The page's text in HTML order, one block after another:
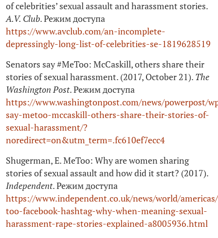
of celebrities’ sexual assault and harassment stories.
A.V. Club. Режим доступа
https://www.avclub.com/an-incomplete-
depressingly-long-list-of-celebrities-se‑1819628519
Senators say #MeToo: McCaskill, others share their
stories of sexual harassment. (2017, October 21). The
Washington Post. Режим доступа
https://www.washingtonpost.com/news/powerpost/
say-metoo-mccaskill-others-share-their-stories-of-
sexual-harassment/?
noredirect=on&utm_term=.fc610ef7ecc4
Shugerman, E. MeToo: Why are women sharing
stories of sexual assault and how did it start? (2017).
Independent. Режим доступа
https://www.independent.co.uk/news/world/
too-facebook-hashtag-why-when-meaning-sexual-
harassment-rape-stories-explained-a8005936.html